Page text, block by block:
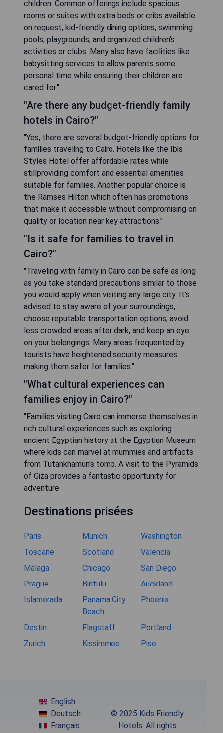
children. Common offerings include spacious
rooms or suites with extra beds or cribs available
on request, kid-friendly dining options, swimming
pools, playgrounds, and organized children's
activities or clubs. Many also have facilities like
babysitting services to allow parents some
personal time while ensuring their children are
cared for."
"Are there any budget-friendly family
hotels in Cairo?"
"Yes, there are several budget-friendly options for
families traveling to Cairo. Hotels like the Ibis
Styles Hotel offer affordable rates while
stillproviding comfort and essential amenities
suitable for families. Another popular choice is
the Ramses Hilton which often has promotions
that make it accessible without compromising on
quality or location near key attractions."
"Is it safe for families to travel in
Cairo?"
"Traveling with family in Cairo can be safe as long
as you take standard precautions similar to those
you would apply when visiting any large city. It's
advised to stay aware of your surroundings,
choose reputable transportation options, avoid
less crowded areas after dark, and keep an eye
on your belongings. Many areas frequented by
tourists have heightened security measures
making them safer for families."
"What cultural experiences can
families enjoy in Cairo?"
"Families visiting Cairo can immerse themselves in
rich cultural experiences such as exploring
ancient Egyptian history at the Egyptian Museum
where kids can marvel at mummies and artifacts
from Tutankhamun's tomb. A visit to the Pyramids
of Giza provides a fantastic opportunity for
adventure
Destinations prisées
Paris Munich
Washington
Toscane
Scotland
Valencia
Málaga
Chicago
San Diego
Prague
Bintulu
Auckland
Islamorada
Panama City
Beach
Phoenix
Destin Flagstaff
Portland
Zurich
Kissimmee Pise
English
Deutsch
Français
© 2025 Kids Friendly
Hotels. All rights